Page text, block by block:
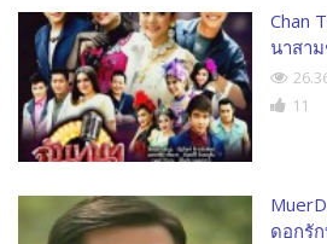
Chan
นาสา
11
ดอกรั